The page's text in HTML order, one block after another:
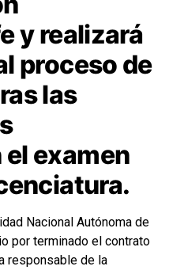
y realizará
proceso de
las
examen
Nacional Autónoma de
por terminado el contrato
responsable de la